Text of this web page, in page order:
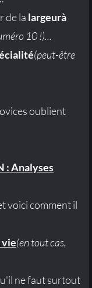
de la largeurà
10 !)...
(peut-être
oublient
: Analyses
voici comment il
vie(en tout cas,
ne faut surtout